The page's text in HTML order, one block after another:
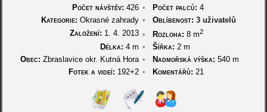
Počet návštěv: 426 • Počet palců: 4
Kategorie: Okrasné zahrady • Oblíbenost: 3 uživatelů
Založení: 1. 4. 2013 • Rozloha: 8 m2
Délka: 4 m • Šířka: 2 m
Obec: Zbraslavice okr. Kutná Hora • Nadmořská výška: 540 m
Fotek a videí: 192+2 • Komentářů: 21